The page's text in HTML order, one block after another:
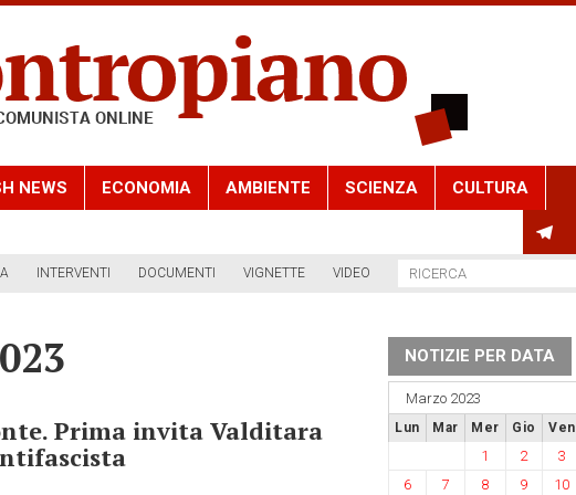
NEWS ECONOMIA AMBIENTE SCIENZA CULTURA
INTERVENTI DOCUMENTI VIGNETTE VIDEO
Prima invita Valditara
NOTIZIE PER DATA
Marzo 2023
Lun Mar Mer Gio Ven
1 2 3
6
7 8 9 10